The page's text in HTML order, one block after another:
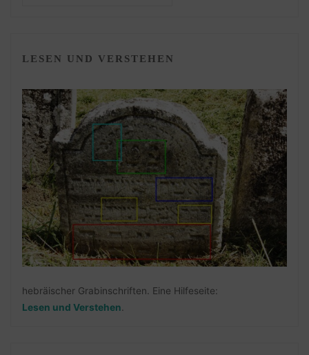
LESEN UND VERSTEHEN
hebräischer Grabinschriften. Eine Hilfeseite:
Lesen und Verstehen